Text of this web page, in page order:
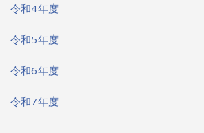
令和4年度
令和5年度
令和6年度
令和7年度